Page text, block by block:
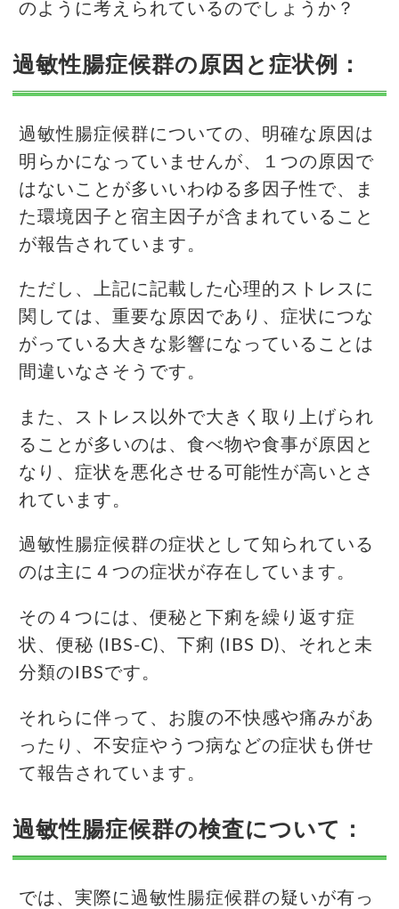
のように考えられているのでしょうか？
過敏性腸症候群の原因と症状例：
過敏性腸症候群についての、明確な原因は
明らかになっていませんが、１つの原因で
はないことが多いいわゆる多因子性で、ま
た環境因子と宿主因子が含まれていること
が報告されています。
ただし、上記に記載した心理的ストレスに
関しては、重要な原因であり、症状につな
がっている大きな影響になっていることは
間違いなさそうです。
また、ストレス以外で大きく取り上げられ
ることが多いのは、食べ物や食事が原因と
なり、症状を悪化させる可能性が高いとさ
れています。
過敏性腸症候群の症状として知られている
のは主に４つの症状が存在しています。
その４つには、便秘と下痢を繰り返す症
状、便秘 (IBS-C)、下痢 (IBS D)、それと未
分類のIBSです。
それらに伴って、お腹の不快感や痛みがあ
ったり、不安症やうつ病などの症状も併せ
て報告されています。
過敏性腸症候群の検査について：
では、実際に過敏性腸症候群の疑いが有っ